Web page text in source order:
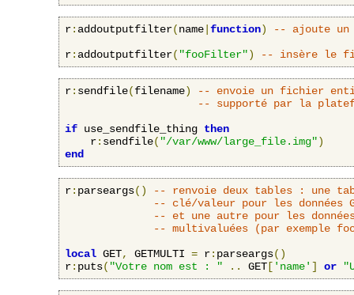
r: addoutputfilter(name function)
-- ajoute
r: addoutputfilter( "fooFilter") -- insère le
r: sendfile(filename)
-- envoie un fichier
-- supporté par la
if use_sendfile_thing then
    r
: sendfile( "/var/www/large_file.img")
end
r: parseargs()
-- renvoie deux tables : une
-- clé/valeur pour les données
-- et une autre pour les
-- multivaluées (par exemple
local GET, GETMULTI = r: parseargs()
r: puts( "Votre nom est : " .. GET [ 'name' ] or